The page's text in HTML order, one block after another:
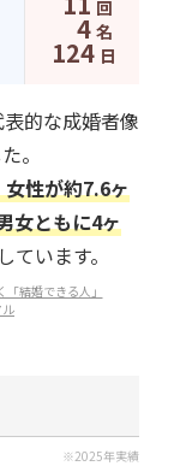
回
4 名
124 日
的な成婚者像
。
性が約7.6ヶ
女ともに4ヶ
います。
結婚できる人」
※2025年実績